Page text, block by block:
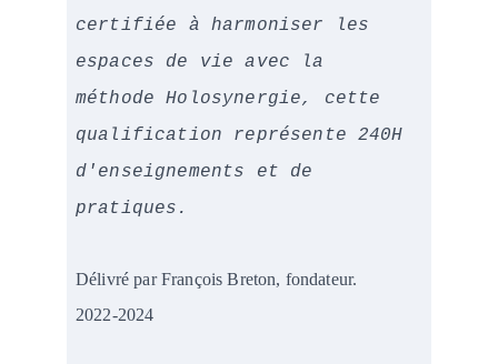
certifiée à harmoniser les
espaces de vie avec la
méthode Holosynergie, cette
qualification représente 240H
d'enseignements et de
pratiques.
Délivré par François Breton, fondateur.
2022-2024